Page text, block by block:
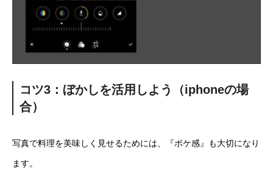
コツ3：ぼかしを活用しよう（iphoneの場
合）
写真で料理を美味しく見せるためには、『ボケ感』も大切になり
ます。